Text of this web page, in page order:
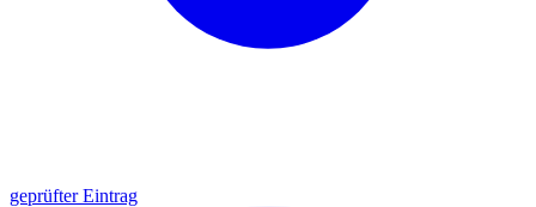
geprüfter Eintrag